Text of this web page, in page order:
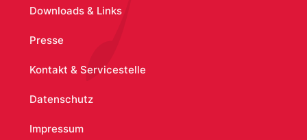
Downloads & Links
Presse
Kontakt & Servicestelle
Datenschutz
Impressum